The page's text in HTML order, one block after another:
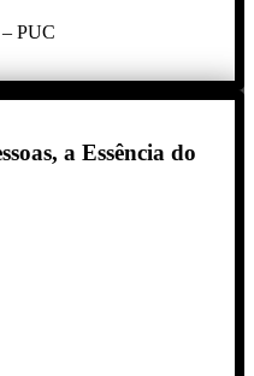
PUC
a Essência do